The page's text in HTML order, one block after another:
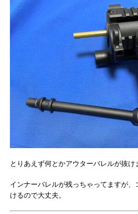
とりあえず何とかアウターバレルが抜け
インナーバレルが残っちゃってますが
けるので大丈夫。